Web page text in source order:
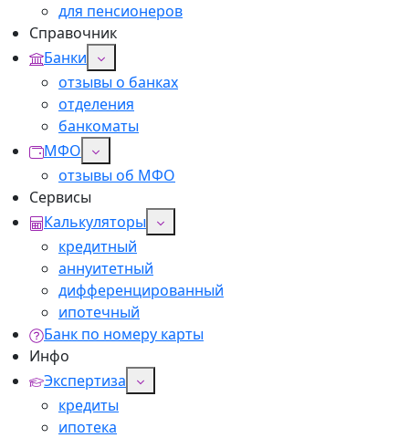
для пенсионеров
Справочник
Банки
отзывы о банках
отделения
банкоматы
МФО
отзывы об МФО
Сервисы
Калькуляторы
кредитный
аннуитетный
дифференцированный
ипотечный
Банк по номеру карты
Инфо
Экспертиза
кредиты
ипотека